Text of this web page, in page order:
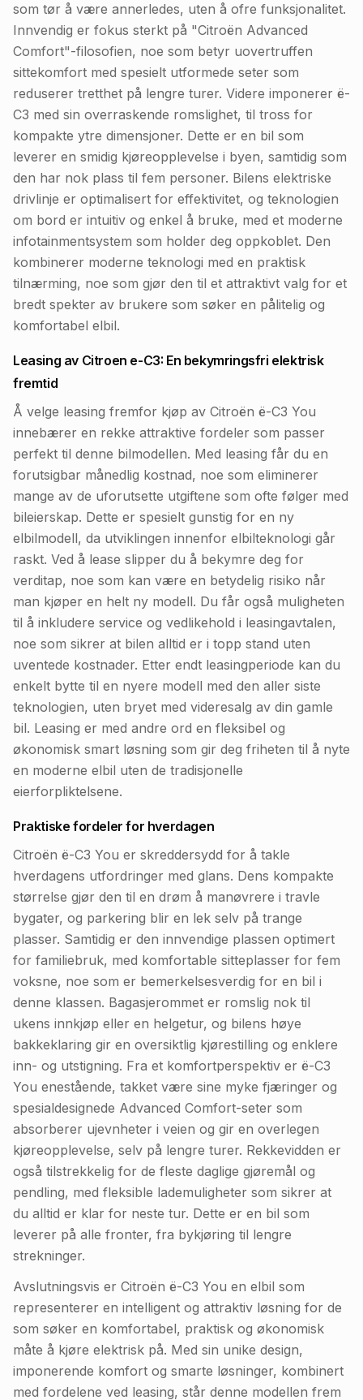
som tør å være annerledes, uten å ofre funksjonalitet.
Innvendig er fokus sterkt på "Citroën Advanced
Comfort"-filosofien, noe som betyr uovertruffen
sittekomfort med spesielt utformede seter som
reduserer tretthet på lengre turer. Videre imponerer ë-
C3 med sin overraskende romslighet, til tross for
kompakte ytre dimensjoner. Dette er en bil som
leverer en smidig kjøreopplevelse i byen, samtidig som
den har nok plass til fem personer. Bilens elektriske
drivlinje er optimalisert for effektivitet, og teknologien
om bord er intuitiv og enkel å bruke, med et moderne
infotainmentsystem som holder deg oppkoblet. Den
kombinerer moderne teknologi med en praktisk
tilnærming, noe som gjør den til et attraktivt valg for et
bredt spekter av brukere som søker en pålitelig og
komfortabel elbil.
Leasing av Citroen e-C3: En bekymringsfri elektrisk
fremtid
Å velge leasing fremfor kjøp av Citroën ë-C3 You
innebærer en rekke attraktive fordeler som passer
perfekt til denne bilmodellen. Med leasing får du en
forutsigbar månedlig kostnad, noe som eliminerer
mange av de uforutsette utgiftene som ofte følger med
bileierskap. Dette er spesielt gunstig for en ny
elbilmodell, da utviklingen innenfor elbilteknologi går
raskt. Ved å lease slipper du å bekymre deg for
verditap, noe som kan være en betydelig risiko når
man kjøper en helt ny modell. Du får også muligheten
til å inkludere service og vedlikehold i leasingavtalen,
noe som sikrer at bilen alltid er i topp stand uten
uventede kostnader. Etter endt leasingperiode kan du
enkelt bytte til en nyere modell med den aller siste
teknologien, uten bryet med videresalg av din gamle
bil. Leasing er med andre ord en fleksibel og
økonomisk smart løsning som gir deg friheten til å nyte
en moderne elbil uten de tradisjonelle
eierforpliktelsene.
Praktiske fordeler for hverdagen
Citroën ë-C3 You er skreddersydd for å takle
hverdagens utfordringer med glans. Dens kompakte
størrelse gjør den til en drøm å manøvrere i travle
bygater, og parkering blir en lek selv på trange
plasser. Samtidig er den innvendige plassen optimert
for familiebruk, med komfortable sitteplasser for fem
voksne, noe som er bemerkelsesverdig for en bil i
denne klassen. Bagasjerommet er romslig nok til
ukens innkjøp eller en helgetur, og bilens høye
bakkeklaring gir en oversiktlig kjørestilling og enklere
inn- og utstigning. Fra et komfortperspektiv er ë-C3
You enestående, takket være sine myke fjæringer og
spesialdesignede Advanced Comfort-seter som
absorberer ujevnheter i veien og gir en overlegen
kjøreopplevelse, selv på lengre turer. Rekkevidden er
også tilstrekkelig for de fleste daglige gjøremål og
pendling, med fleksible lademuligheter som sikrer at
du alltid er klar for neste tur. Dette er en bil som
leverer på alle fronter, fra bykjøring til lengre
strekninger.
Avslutningsvis er Citroën ë-C3 You en elbil som
representerer en intelligent og attraktiv løsning for de
som søker en komfortabel, praktisk og økonomisk
måte å kjøre elektrisk på. Med sin unike design,
imponerende komfort og smarte løsninger, kombinert
med fordelene ved leasing, står denne modellen frem